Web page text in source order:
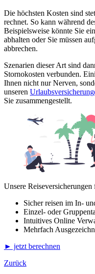
Die höchsten Kosten sind
rechnet. So kann während
Beispielsweise könnte Sie
abhalten oder Sie müssen
abbrechen.
Szenarien dieser Art sind
Stornokosten verbunden.
Ihnen nicht nur Nerven,
unseren
Sie zusammengestellt.
Unsere
Sicher reisen im In-
Einzel- oder
Intuitives Online
Mehrfach
► jetzt berechnen
Zurück